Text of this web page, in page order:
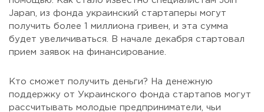
Japan, из фонда украинский стартаперы могут
получить более 1 миллиона гривен, и эта сумма
будет увеличиваться. В начале декабря стартовал
прием заявок на финансирование.
Кто сможет получить деньги? На денежную
поддержку от Украинского фонда стартапов могут
рассчитывать молодые предприниматели, чьи